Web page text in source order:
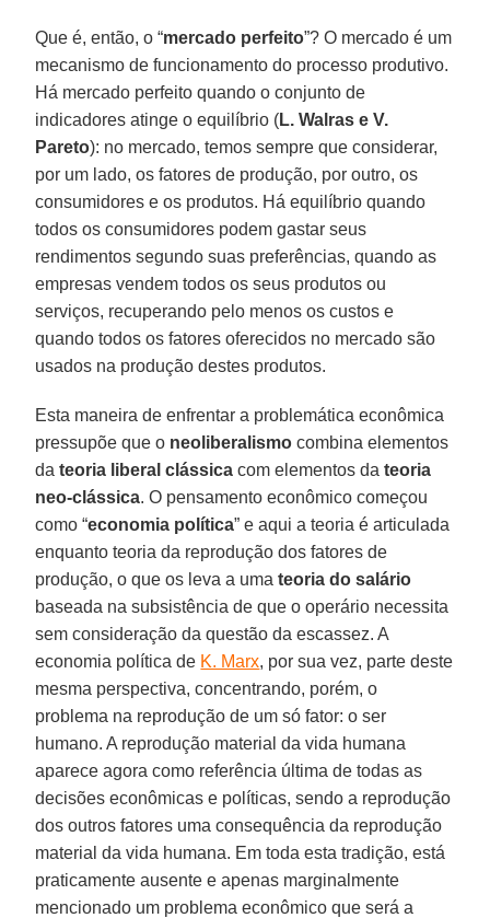
Que é, então, o “mercado perfeito”? O mercado é um
mecanismo de funcionamento do processo produtivo.
Há mercado perfeito quando o conjunto de
indicadores atinge o equilíbrio (L. Walras e V.
Pareto): no mercado, temos sempre que considerar,
por um lado, os fatores de produção, por outro, os
consumidores e os produtos. Há equilíbrio quando
todos os consumidores podem gastar seus
rendimentos segundo suas preferências, quando as
empresas vendem todos os seus produtos ou
serviços, recuperando pelo menos os custos e
quando todos os fatores oferecidos no mercado são
usados na produção destes produtos.
Esta maneira de enfrentar a problemática econômica
pressupõe que o neoliberalismo combina elementos
da teoria liberal clássica com elementos dateoria
neo-clássica. O pensamento econômico começou
como “economia política” e aqui a teoria é articulada
enquanto teoria da reprodução dos fatores de
produção, o que os leva a umateoria do salário
baseada na subsistência de que o operário necessita
sem consideração da questão da escassez. A
economia política de K. Marx, por sua vez, parte deste
mesma perspectiva, concentrando, porém, o
problema na reprodução de um só fator: o ser
humano. A reprodução material da vida humana
aparece agora como referência última de todas as
decisões econômicas e políticas, sendo a reprodução
dos outros fatores uma consequência da reprodução
material da vida humana. Em toda esta tradição, está
praticamente ausente e apenas marginalmente
mencionado um problema econômico que será a